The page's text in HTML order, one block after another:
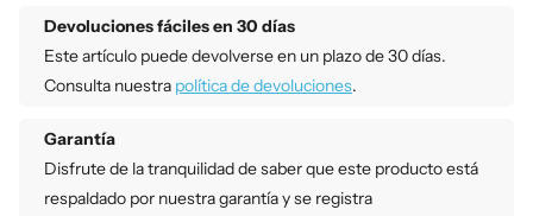
Devoluciones fáciles en 30 días
Este artículo puede devolverse en un plazo de 30 días.
Consulta nuestra política de devoluciones.
Garantía
Disfrute de la tranquilidad de saber que este producto está
respaldado por nuestra garantía y se registra